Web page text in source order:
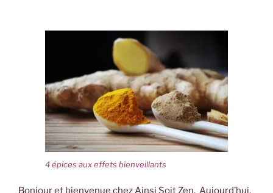
4 épices aux effets bienveillants
Bonjour et bienvenue chez Ainsi Soit Zen. Aujourd’hui,